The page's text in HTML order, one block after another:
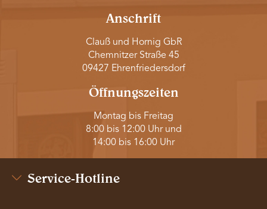
Anschrift
Clauß und Hornig GbR
Chemnitzer Straße 45
09427 Ehrenfriedersdorf
Öffnungszeiten
Montag bis Freitag
8:00 bis 12:00 Uhr und
14:00 bis 16:00 Uhr
Service-Hotline